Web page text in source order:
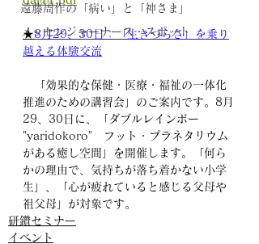
遠藤周作の「病い」と「神さま」
メッセンジャーナース・スポット
★8月29、30日：「生きづらさ」を乗り
越える体験交流
「効果的な保健・医療・福祉の一体化
推進のための講習会」のご案内です。8月
29、30日に、「ダブルレインボー
"yaridokoro"　フット・プラネタリウム
がある癒し空間」を開催します。「何ら
かの理由で、気持ちが落ち着かない小学
生」、「心が疲れていると感じる父母や
祖父母」が対象です。
研鑽セミナー
イベント